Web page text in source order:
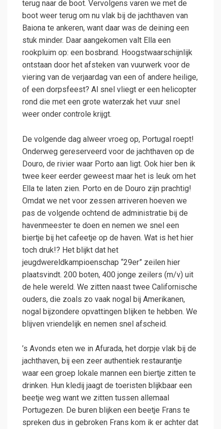
terug naar de boot. Vervolgens varen we met de
boot weer terug om nu vlak bij de jachthaven van
Baiona te ankeren, want daar was de deining een
stuk minder. Daar aangekomen valt Ella een
rookpluim op: een bosbrand. Hoogstwaarschijnlijk
ontstaan door het afsteken van vuurwerk voor de
viering van de verjaardag van een of andere heilige,
of een dorpsfeest? Al snel vliegt er een helicopter
rond die met een grote waterzak het vuur snel
weer onder controle krijgt.
De volgende dag alweer vroeg op, Portugal roept!
Onderweg gereserveerd voor de jachthaven op de
Douro, de rivier waar Porto aan ligt. Ook hier ben ik
twee keer eerder geweest maar het is leuk om het
Ella te laten zien. Porto en de Douro zijn prachtig!
Omdat we net voor zessen arriveren hoeven we
pas de volgende ochtend de administratie bij de
havenmeester te doen en nemen we snel een
biertje bij het cafeetje op de haven. Wat is het hier
toch druk!? Het blijkt dat het
jeugdwereldkampioenschap “29er” zeilen hier
plaatsvindt. 200 boten, 400 jonge zeilers (m/v) uit
de hele wereld. We zitten naast twee Californische
ouders, die zoals zo vaak nogal bij Amerikanen,
nogal bijzondere opvattingen blijken te hebben. We
blijven vriendelijk en nemen snel afscheid.
’s Avonds eten we in Afurada, het dorpje vlak bij de
jachthaven, bij een zeer authentiek restaurantje
waar een groep lokale mannen een biertje zitten te
drinken. Hun kledij jaagt de toeristen blijkbaar een
beetje weg want we zitten tussen allemaal
Portugezen. De buren blijken een beetje Frans te
spreken dus in gebroken Frans kom ik er achter dat